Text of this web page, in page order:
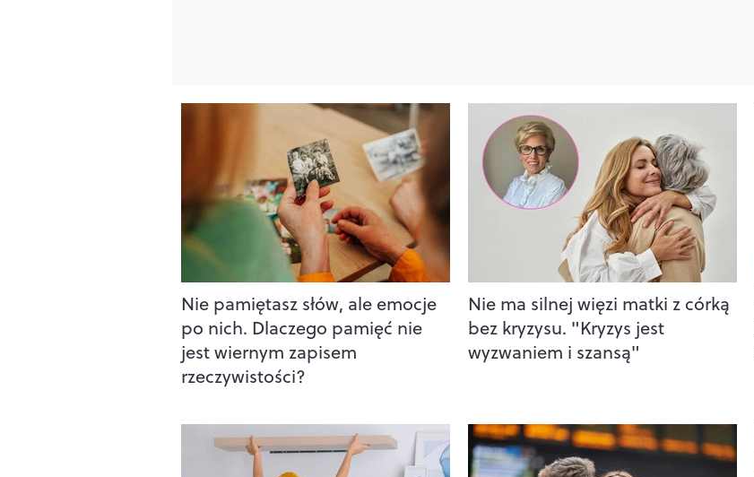
Nie pamiętasz słów, ale emocje
po nich. Dlaczego pamięć nie
jest wiernym zapisem
rzeczywistości?
Nie ma silnej więzi matki z córką
bez kryzysu. "Kryzys jest
wyzwaniem i szansą"